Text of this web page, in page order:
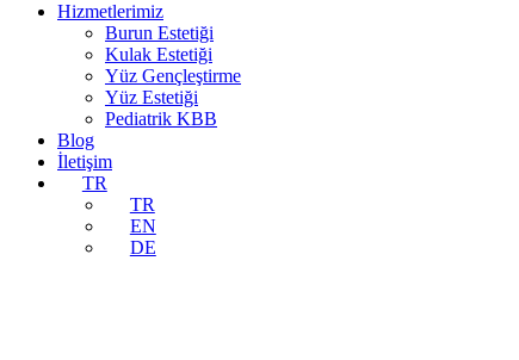
Hizmetlerimiz
Burun Estetiği
Kulak Estetiği
Yüz Gençleştirme
Yüz Estetiği
Pediatrik KBB
Blog
İletişim
TR
TR
EN
DE